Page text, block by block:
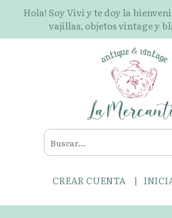
Hola! Soy Vivi y te doy la
vajillas, objetos vintage y
CREAR CUENTA